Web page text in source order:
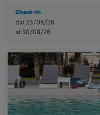
Check-in
dal 23/08/26
al 30/08/26